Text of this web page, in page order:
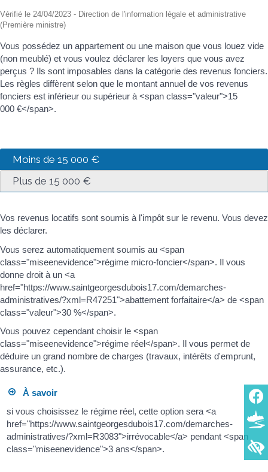
Vérifié le 24/04/2023 - Direction de l'information légale et administrative
(Première ministre)
Vous possédez un appartement ou une maison que vous louez vide
(non meublé) et vous voulez déclarer les loyers que vous avez
perçus ? Ils sont imposables dans la catégorie des revenus fonciers.
Les règles diffèrent selon que le montant annuel de vos revenus
fonciers est inférieur ou supérieur à <span class="valeur">15
000 €</span>.
Moins de 15 000 €
Plus de 15 000 €
Vos revenus locatifs sont soumis à l'impôt sur le revenu. Vous devez
les déclarer.
Vous serez automatiquement soumis au <span
class="miseenevidence">régime micro-foncier</span>. Il vous
donne droit à un <a
href="https://www.saintgeorgesdubois17.com/demarches-
administratives/?xml=R47251">abattement forfaitaire</a> de <span
class="valeur">30 %</span>.
Vous pouvez cependant choisir le <span
class="miseenevidence">régime réel</span>. Il vous permet de
déduire un grand nombre de charges (travaux, intérêts d'emprunt,
assurance, etc.).
À savoir
si vous choisissez le régime réel, cette option sera <a
href="https://www.saintgeorgesdubois17.com/demarches-
administratives/?xml=R3083">irrévocable</a> pendant <span
class="miseenevidence">3 ans</span>.